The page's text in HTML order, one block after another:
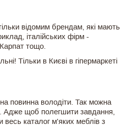
відомим брендам, які мають
італійських фірм -
тощо.
Тільки в Києві в гіпермаркеті
повинна володіти. Так можна
Адже щоб полегшити завдання,
весь каталог м'яких меблів з